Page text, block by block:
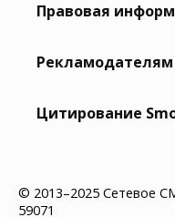
Правовая
Рекламодателям
Цитирование
© 2013–2025 Сетевое
59071